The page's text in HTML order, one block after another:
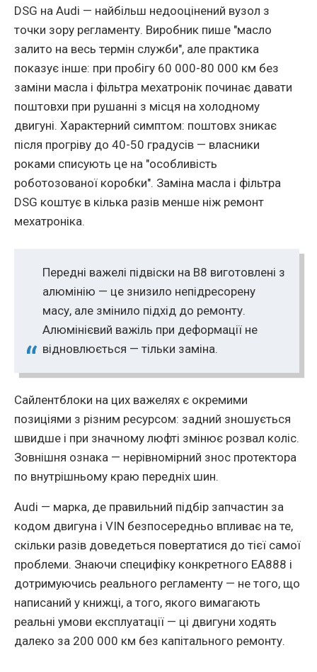
DSG на Audi — найбiльш недооцiнений вузол з
точки зору регламенту. Виробник пише "масло
залито на весь термiн служби", але практика
показує iнше: при пробiгу 60 000-80 000 км без
замiни масла i фiльтра мехатронiк починає давати
поштовхи при рушаннi з мiсця на холодному
двигунi. Характерний симптом: поштовх зникає
пiсля прогрiву до 40-50 градусiв — власники
роками списують це на "особливiсть
роботозованої коробки". Замiна масла i фiльтра
DSG коштує в кiлька разiв менше нiж ремонт
мехатронiка.
Переднi важелi пiдвiски на B8 виготовленi з
алюмiнiю — це знизило непiдресорену
масу, але змiнило пiдхiд до ремонту.
Алюмiнiєвий важiль при деформацiї не
вiдновлюється — тiльки замiна.
Сайлентблоки на цих важелях є окремими
позицiями з рiзним ресурсом: задний зношується
швидше i при значному люфтi змiнює розвал колiс.
Зовнiшня ознака — нерiвномiрний знос протектора
по внутрiшньому краю переднiх шин.
Audi — марка, де правильний пiдбiр запчастин за
кодом двигуна i VIN безпосередньо впливає на те,
скiльки разiв доведеться повертатися до тiєї самої
проблеми. Знаючи специфiку конкретного EA888 i
дотримуючись реального регламенту — не того, що
написаний у книжцi, а того, якого вимагають
реальнi умови експлуатацiї — цi двигуни ходять
далеко за 200 000 км без капiтального ремонту.